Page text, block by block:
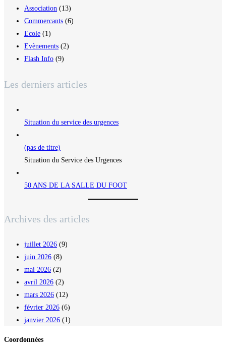
Association (13)
Commercants (6)
Ecole (1)
Evènements (2)
Flash Info (9)
Les derniers articles
Situation du service des urgences
(pas de titre)
Situation du Service des Urgences
50 ANS DE LA SALLE DU FOOT
Archives des articles
juillet 2026 (9)
juin 2026 (8)
mai 2026 (2)
avril 2026 (2)
mars 2026 (12)
février 2026 (6)
janvier 2026 (1)
Coordonnées